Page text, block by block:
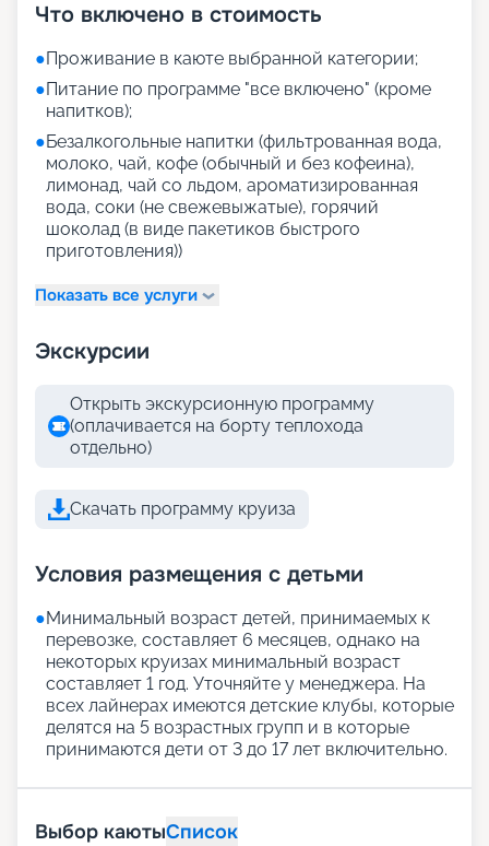
Что включено в стоимость
●Проживание в каюте выбранной категории;
●Питание по программе "все включено" (кроме
напитков);
●Безалкогольные напитки (фильтрованная вода,
молоко, чай, кофе (обычный и без кофеина),
лимонад, чай со льдом, ароматизированная
вода, соки (не свежевыжатые), горячий
шоколад (в виде пакетиков быстрого
приготовления))
Показать все услуги
Экскурсии
Открыть экскурсионную программу
(оплачивается на борту теплохода
отдельно)
Скачать программу круиза
Условия размещения с детьми
●Минимальный возраст детей, принимаемых к
перевозке, составляет 6 месяцев, однако на
некоторых круизах минимальный возраст
составляет 1 год. Уточняйте у менеджера. На
всех лайнерах имеются детские клубы, которые
делятся на 5 возрастных групп и в которые
принимаются дети от 3 до 17 лет включительно.
Выбор каютыСписок